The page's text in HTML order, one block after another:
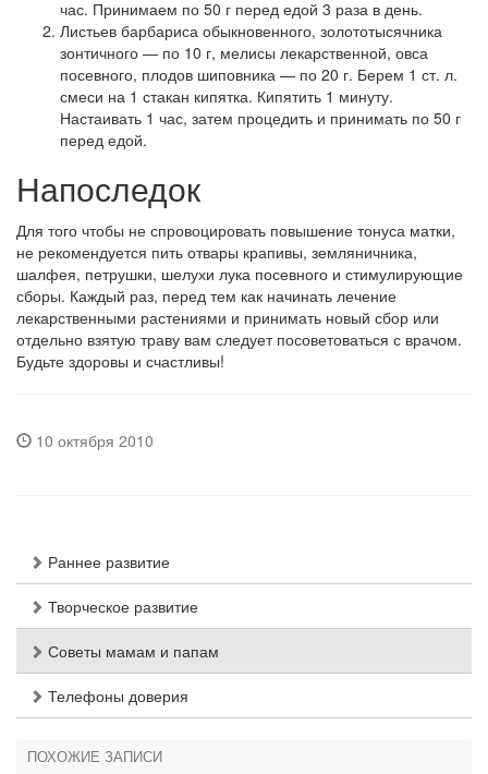
час. Принимаем по 50 г перед едой 3 раза в день.
Листьев барбариса обыкновенного, золототысячника
зонтичного — по 10 г, мелисы лекарственной, овса
посевного, плодов шиповника — по 20 г. Берем 1 ст. л.
смеси на 1 стакан кипятка. Кипятить 1 минуту.
Настаивать 1 час, затем процедить и принимать по 50 г
перед едой.
Напоследок
Для того чтобы не спровоцировать повышение тонуса матки,
не рекомендуется пить отвары крапивы, земляничника,
шалфея, петрушки, шелухи лука посевного и стимулирующие
сборы. Каждый раз, перед тем как начинать лечение
лекарственными растениями и принимать новый сбор или
отдельно взятую траву вам следует посоветоваться с врачом.
Будьте здоровы и счастливы!
10 октября 2010
Раннее развитие
Творческое развитие
Советы мамам и папам
Телефоны доверия
ПОХОЖИЕ ЗАПИСИ